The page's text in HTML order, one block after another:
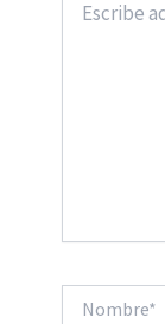
aquí...